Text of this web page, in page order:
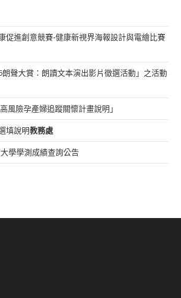
促進創意競賽-健康新視界海報設計與電繪比賽
聲大賞：朗讀文本演出影片徵選活動」之活動
風險孕產婦追蹤關懷計畫說明」
填說明教務處
學學測成績查詢公告